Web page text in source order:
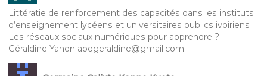
Littératie de renforcement des capacités dans les instituts
d’enseignement lycéens et universitaires publics ivoiriens :
Les réseaux sociaux numériques pour apprendre ?
Géraldine Yanon apogeraldine@gmail.com